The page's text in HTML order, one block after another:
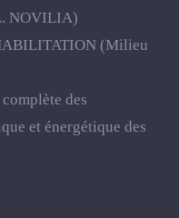
NOVILIA)
(Milieu
des
et énergétique des